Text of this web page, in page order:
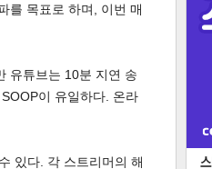
를 목표로 하며, 이번 매
유튜브는 10분 지연 송
이 유일하다. 온라
있다. 각 스트리머의 해